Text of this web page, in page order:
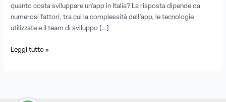
quanto costa sviluppare un’app in Italia? La risposta dipende da
numerosi fattori, tra cui la complessità dell’app, le tecnologie
utilizzate e il team di sviluppo […]
Leggi tutto »